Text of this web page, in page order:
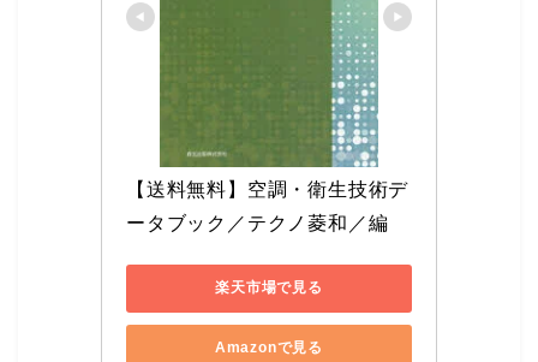
【送料無料】空調・衛生技術デ
ータブック／テクノ菱和／編
楽天市場で見る
Amazonで見る